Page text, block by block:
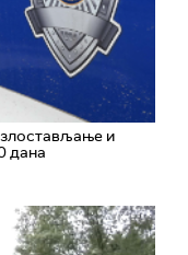
и
дана